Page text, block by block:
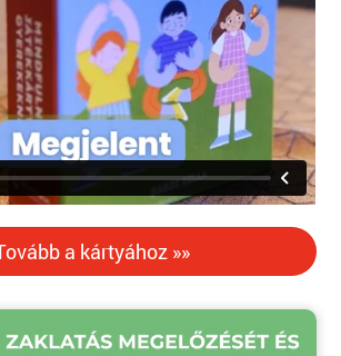
a kártyához »»